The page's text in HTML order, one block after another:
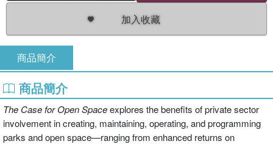
加入收藏
商品簡介
商品簡介
The Case for Open Spaceexplores the benefits of private sector
involvement in creating, maintaining, operating, and programming
parks and open space—ranging from enhanced returns on